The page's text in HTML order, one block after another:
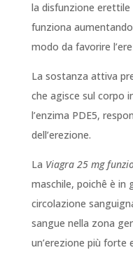
la disfunzione
funziona
modo da favorire
La sostanza attiva
che agisce sul corpo
l’enzima PDE5,
dell’erezione.
La Viagra 25 mg
maschile, poichê è in
circolazione
sangue nella zona
un’erezione più forte